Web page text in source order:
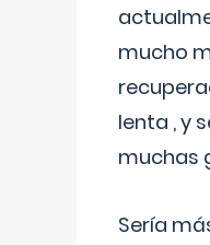
mucho
lenta , y
muchas
Sería